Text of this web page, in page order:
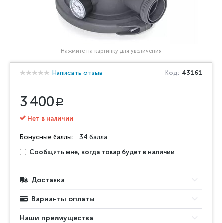
Нажмите на картинку для увеличения
Написать отзыв Код: 43161
3 400 Р
Нет в наличии
Бонусные баллы: 34 балла
Сообщить мне, когда товар будет в наличии
Доставка
Варианты оплаты
Наши преимущества